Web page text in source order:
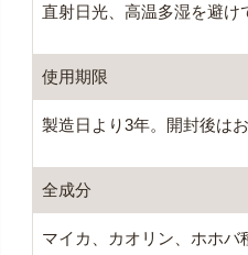
直射日光、高温多湿を避け
使用期限
製造日より3年。開封後は
全成分
マイカ、カオリン、ホホバ